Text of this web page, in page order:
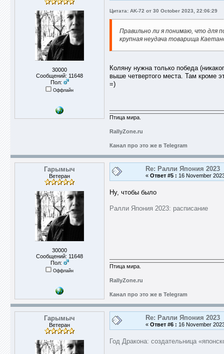
30000
Сообщений: 11648
Пол:
Оффлайн
Цитата: AK-72 от 30 October 2023, 22:06:29
Правильно ли я понимаю, что для
крупная неудача товарища
Коляну нужна только победа
выше четвертого места. Там кроме
=)
Птица мира.
RallyZone.ru
Канал про это же в Telegram
Гарымыч
Ветеран
30000
Сообщений: 11648
Пол:
Оффлайн
Re: Ралли Япония 2023
« Ответ #5 : 16 November
Ну, чтобы было
Ралли Япония 2023: расписание
Птица мира.
RallyZone.ru
Канал про это же в Telegram
Гарымыч
Ветеран
Re: Ралли Япония 2023
« Ответ #6 : 16 November
Год Дракона: создательница